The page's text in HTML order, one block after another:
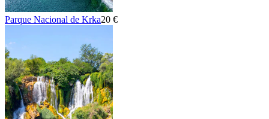
Parque Nacional de Krka20 €